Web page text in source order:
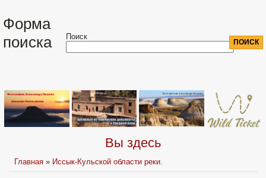
Форма
поиска
Поиск
Вы здесь
Главная » Иссык-Кульской области реки.